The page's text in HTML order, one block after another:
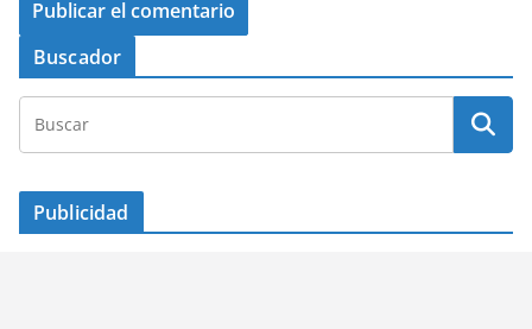
Buscador
Publicidad